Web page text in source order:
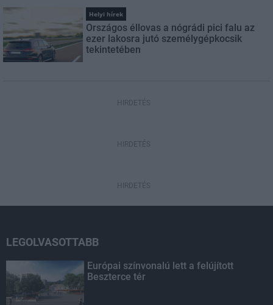
Helyi hírek
Országos éllovas a nógrádi pici falu az
ezer lakosra jutó személygépkocsik
tekintetében
HIRDETÉS
HIRDETÉS
HIRDETÉS
LEGOLVASOTTABB
Európai színvonalú lett a felújított
Beszterce tér